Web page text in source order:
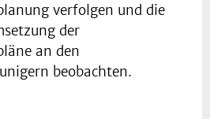
verfolgen und die
der
an den
beobachten.